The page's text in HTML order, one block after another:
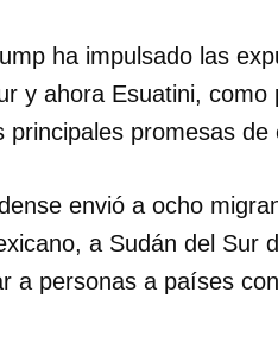
ha impulsado las
y ahora Esuatini, como
promesas de
envió a ocho
a Sudán del Sur
a personas a países